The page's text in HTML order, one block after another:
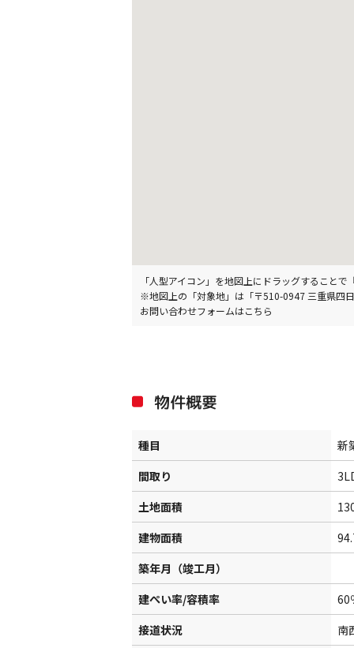
「人型アイコン」を地図上にドラッグすること
※地図上の「対象地」は「〒510-0947 三重県四
お問い合わせフォームはこちら
物件概要
種目
新
間取り
土地面積
建物面積
築年月（竣工月）
建ぺい率/容積率
60
接道状況
南